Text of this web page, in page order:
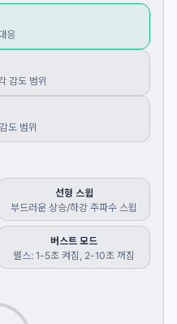
응
감도 범위
도 범위
선형 스윕
부드러운 상승/하강 주파수 스윕
버스트 모드
펄스: 1-5초 켜짐, 2-10초 꺼짐